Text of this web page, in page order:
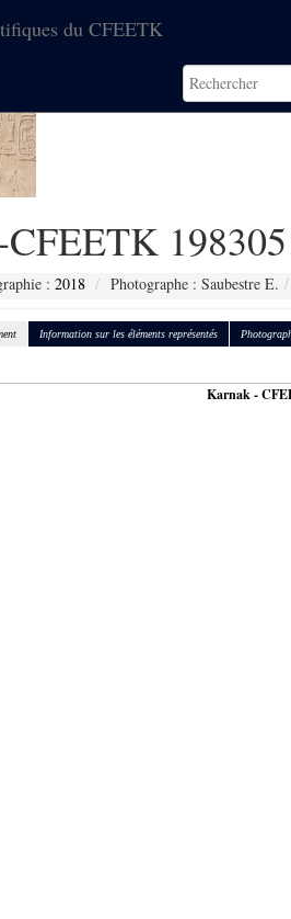
du CFEETK
198305
: 2018 Photographe : Saubestre E.
Information sur les éléments représentés